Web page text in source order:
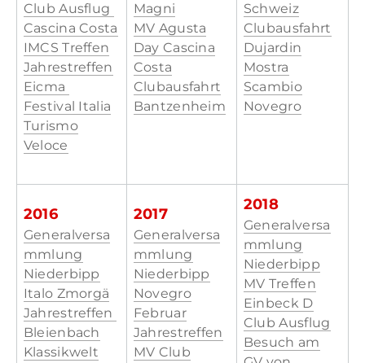
Club Ausflug
Cascina Costa
IMCS Treffen
Jahrestreffen
Eicma
Festival Italia
Turismo
Veloce
Magni
MV Agusta
Day Cascina
Costa
Clubausfahrt
Bantzenheim
Schweiz
Clubausfahrt
Dujardin
Mostra
Scambio
Novegro
2016
Generalversa
mmlung
Niederbipp
Italo Zmorgä
Jahrestreffen
Bleienbach​
Klassikwelt
2017
Generalversa
mmlung
Niederbipp
Novegro
Februar
Jahrestreffen
MV Club
2018
Generalversa
mmlung
Niederbipp
MV Treffen
Einbeck D
Club Ausflug
Besuch am